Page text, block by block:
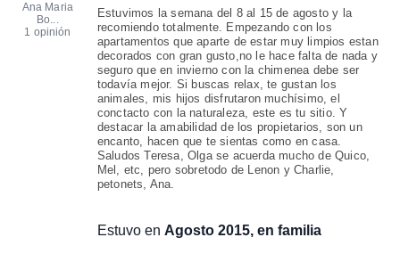
Ana Maria
Bo...
1 opinión
Estuvimos la semana del 8 al 15 de agosto y la
recomiendo totalmente. Empezando con los
apartamentos que aparte de estar muy limpios estan
decorados con gran gusto,no le hace falta de nada y
seguro que en invierno con la chimenea debe ser
todavía mejor. Si buscas relax, te gustan los
animales, mis hijos disfrutaron muchísimo, el
conctacto con la naturaleza, este es tu sitio. Y
destacar la amabilidad de los propietarios, son un
encanto, hacen que te sientas como en casa.
Saludos Teresa, Olga se acuerda mucho de Quico,
Mel, etc, pero sobretodo de Lenon y Charlie,
petonets, Ana.
Estuvo en Agosto 2015, en familia